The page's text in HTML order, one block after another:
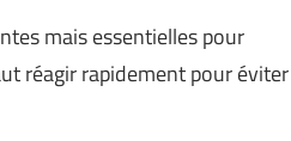
mais essentielles pour
réagir rapidement pour éviter